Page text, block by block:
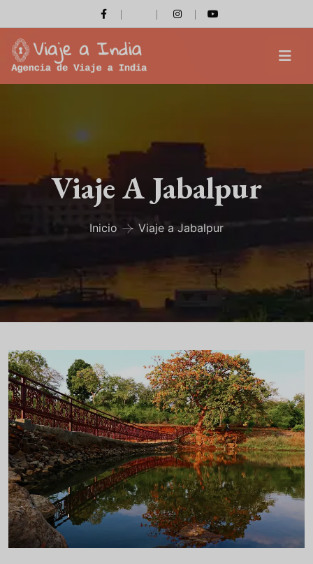
Viaje A Jabalpur
Inicio Viaje a Jabalpur